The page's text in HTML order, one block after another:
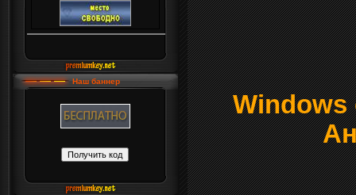
Наш баннер
Windows